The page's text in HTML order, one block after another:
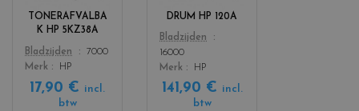
TONERAFVALBA
K HP 5KZ38A
Color
r
s
b
a
Bladzijden
7000
Merk
HP
17,90 €
incl.
btw
DRUM HP 120A
Color
r
a
Bladzijden
16000
Merk
HP
141,90 €
incl.
btw